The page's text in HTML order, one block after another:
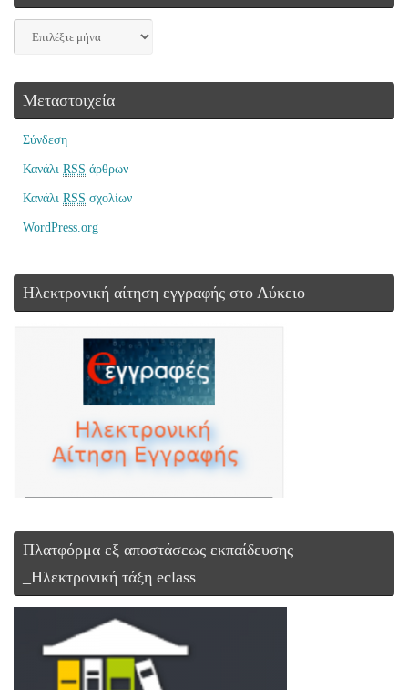
Μεταστοιχεία
Σύνδεση
Κανάλι RSS άρθρων
Κανάλι RSS σχολίων
WordPress.org
Ηλεκτρονική αίτηση εγγραφής στο Λύκειο
Πλατφόρμα εξ αποστάσεως εκπαίδευσης
_Ηλεκτρονική τάξη eclass